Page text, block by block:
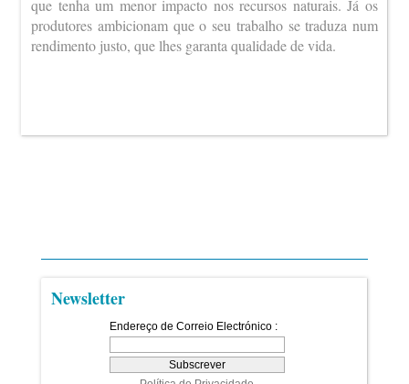
que tenha um menor impacto nos recursos naturais. Já os
produtores ambicionam que o seu trabalho se traduza num
rendimento justo, que lhes garanta qualidade de vida.
Newsletter